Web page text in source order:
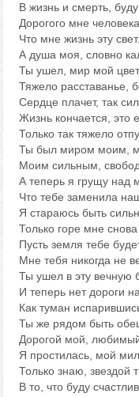
В жизнь и смерть,
Дорогого мне человека,
Что мне жизнь эту
А душа моя, словно
Ты ушел, мир мой
Тяжело расставанье,
Сердце плачет, так
Жизнь кончается, это
Только так тяжело
Ты был миром моим,
Моим сильным,
А теперь я грущу над
Что тебе заменила
Я стараюсь быть
Только горе мне снова
Пусть земля тебе
Мне тебя никогда не
Ты ушел в эту вечную
И теперь нет дороги
Как туман
Ты же рядом быть
Дорогой мой,
Я простилась, мой
Только знаю, звездой
В то, что буду